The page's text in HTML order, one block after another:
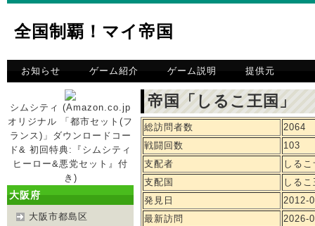
全国制覇！マイ帝国
お知らせ ゲーム紹介 ゲーム説明 提供元
シムシティ (Amazon.co.jp
オリジナル 「都市セット(フ
ランス)」ダウンロードコー
ド& 初回特典:『シムシティ
ヒーロー&悪党セット』付
き)
大阪府
大阪市都島区
帝国「しるこ王国」
総訪問者数
2064
戦闘回数
103
支配者
しる
支配国
しる
発見日
2012-
最新訪問
2026-